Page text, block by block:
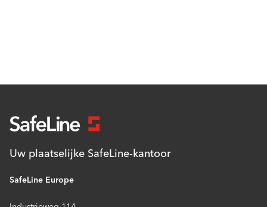
Uw plaatselijke SafeLine-kantoor
SafeLine Europe